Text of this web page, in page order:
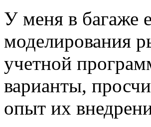
У меня в багаже
моделирования
учетной
варианты,
опыт их